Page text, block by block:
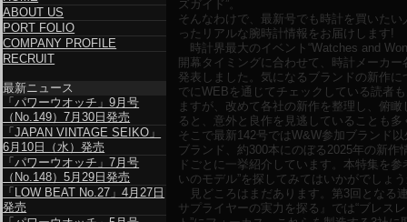
ズガイド”。
そんなわけで、最新号でも時計を買いたい
ったリアルな腕時計情報をお届けします!
時計界最大のイベント“Watches and
開幕タイミングに合わせて、時計メーカー
発表しました。気になるブランドの新作に
でにWEBを通じてチェックしている読者
ますが、改めて各社の新作を整理し、俯瞰
ると、意外と良作を見逃していることも多
そこで最新142号ではW&W参加ブランド
ブランド、約300本にのぼる2025年の新作
ドごとに一挙紹介しています。本特集を参
いのモデル”を探してみてはいかがでしょ
見どころはまだあります。第3回となる
サプライヤーの実力を探る』では“ブレス
ABOUT US
PORT FOLIO
COMPANY PROFILE
RECRUIT
最新ニュース
「パワーウオッチ」9月号
（No.149）7月30日発売
「JAPAN VINTAGE SEIKO」
6月10日（水）発売
「パワーウオッチ」7月号
（No.148）5月29日発売
「LOW BEAT No.27」4月27日
発売